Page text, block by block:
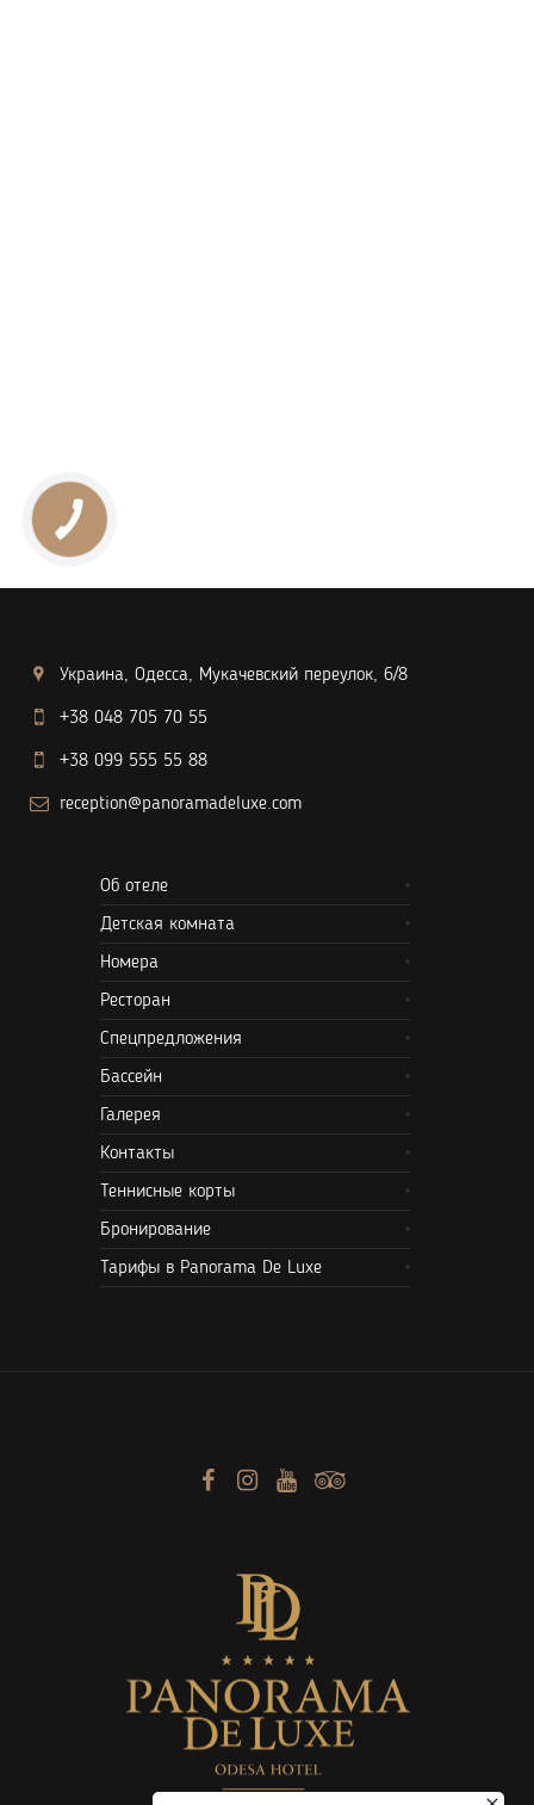
Украина, Одесса, Мукачевский переулок, 6/8
+38 048 705 70 55
+38 099 555 55 88
reception@panoramadeluxe.com
Об отеле
Детская комната
Номера
Ресторан
Спецпредложения
Бассейн
Галерея
Контакты
Теннисные корты
Бронирование
Тарифы в Panorama De Luxe